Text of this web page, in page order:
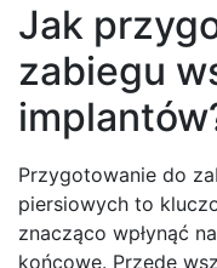
Jak
zabiegu
Przygotowanie do
piersiowych to
znacząco wpłynąć
końcowe. Przede